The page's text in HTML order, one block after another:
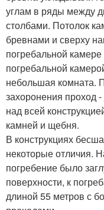
углам в ряды между
столбами. Потолок
бревнами и сверху
погребальной
погребальной
небольшая комната.
захоронения проход
над всей
камней и щебня.
В конструкциях
некоторые отличия.
погребение было
поверхности, к
длиной 55 метров с